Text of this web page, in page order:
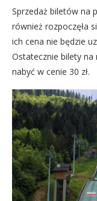
Sprzedaż biletów na
również rozpoczęła
ich cena nie będzie
Ostatecznie bilety
nabyć w cenie 30 zł.